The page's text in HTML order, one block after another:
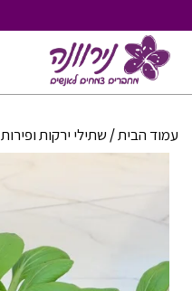
Content
עמוד הבית/ שתילי ירקות ופירות